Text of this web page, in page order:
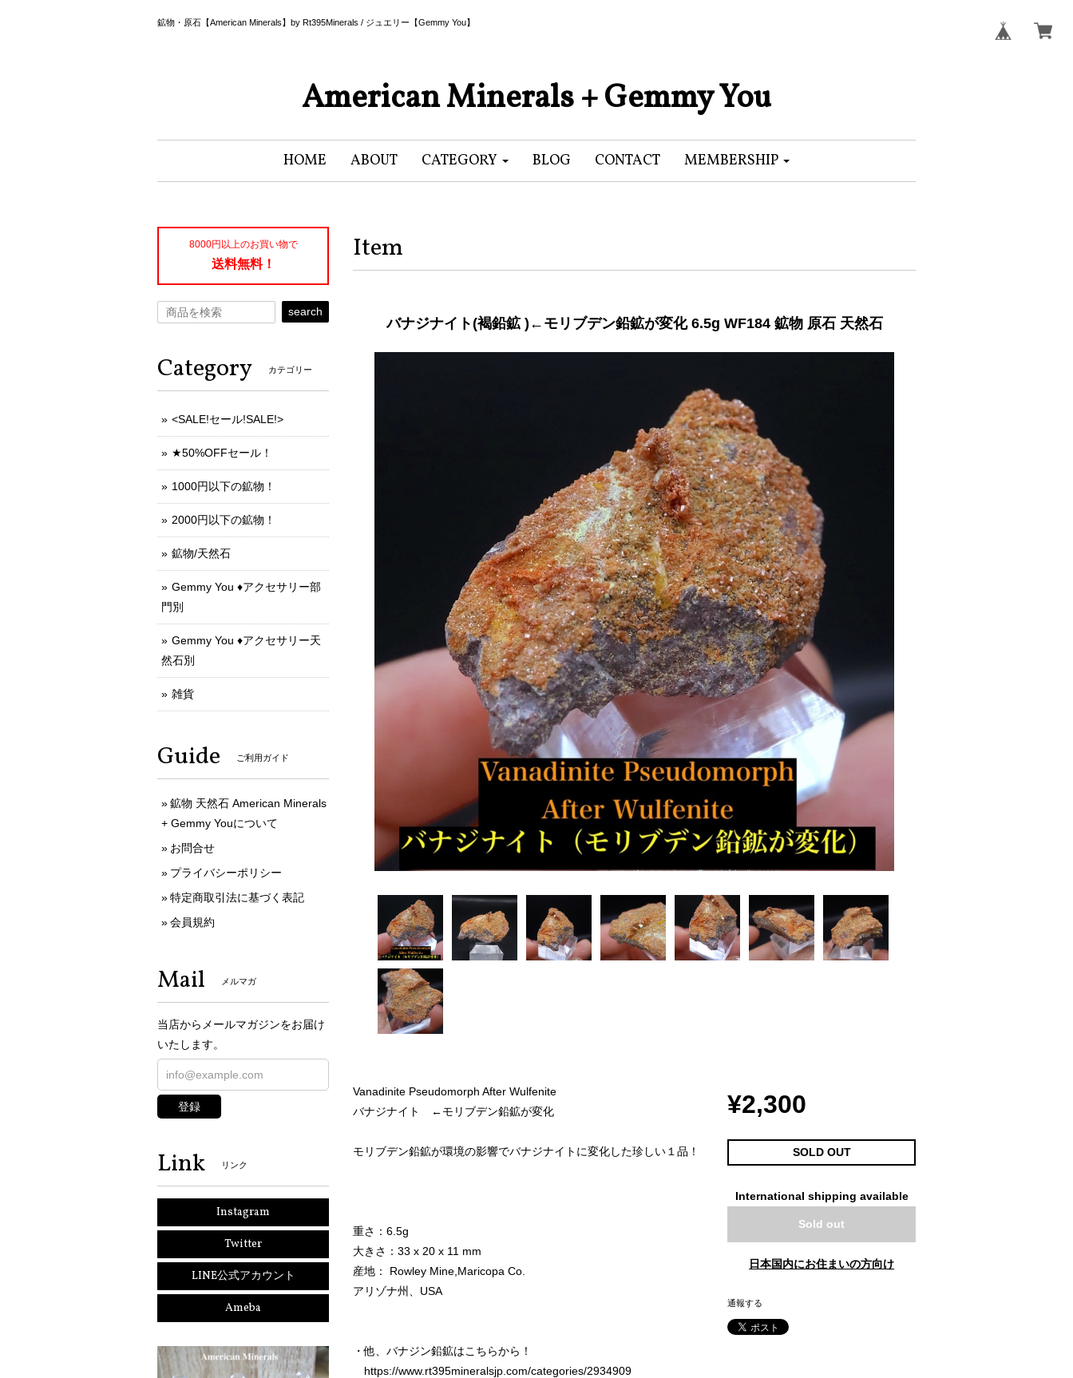
鉱物・原石【American Minerals】by Rt395Minerals / ジュエリー【Gemmy You】
American Minerals + Gemmy You
HOME ABOUT CATEGORY BLOG CONTACT MEMBERSHIP
Item
バナジナイト(褐鉛鉱 )←モリブデン鉛鉱が変化 6.5g WF184 鉱物 原石 天然石
Vanadinite Pseudomorph After Wulfenite
バナジナイト ←モリブデン鉛鉱が変化
モリブデン鉛鉱が環境の影響でバナジナイトに変化した珍しい１品！
重さ：6.5g
大きさ：33 x 20 x 11 mm
産地： Rowley Mine,Maricopa Co.
アリゾナ州、USA
・他、バナジン鉛鉱はこちらから！
https://www.rt395mineralsjp.com/categories/2934909
¥2,300
SOLD OUT
International shipping available
Sold out
日本国内にお住まいの方向け
通報する
8000円以上のお買い物で
送料無料！
search
Category カテゴリー
<SALE!セール!SALE!>
★50%OFFセール！
1000円以下の鉱物！
2000円以下の鉱物！
鉱物/天然石
Gemmy You ♦︎アクセサリー部
門別
Gemmy You ♦︎アクセサリー天
然石別
雑貨
Guide ご利用ガイド
鉱物 天然石 American Minerals
+ Gemmy Youについて
お問合せ
プライバシーポリシー
特定商取引法に基づく表記
会員規約
Mail メルマガ
当店からメールマガジンをお届け
いたします。
登録
Link リンク
Instagram
Twitter
LINE公式アカウント
Ameba